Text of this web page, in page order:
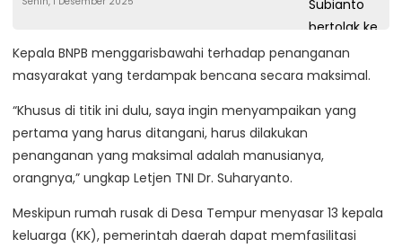
Tinjau Langsung Kondisi Di Lapangan
Kepala BNPB menggarisbawahi terhadap penanganan
masyarakat yang terdampak bencana secara maksimal.
“Khusus di titik ini dulu, saya ingin menyampaikan yang
pertama yang harus ditangani, harus dilakukan
penanganan yang maksimal adalah manusianya,
orangnya,” ungkap Letjen TNI Dr. Suharyanto.
Meskipun rumah rusak di Desa Tempur menyasar 13 kepala
keluarga (KK), pemerintah daerah dapat memfasilitasi